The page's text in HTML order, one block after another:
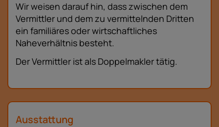
Wir weisen darauf hin, dass zwischen dem
Vermittler und dem zu vermittelnden Dritten
ein familiäres oder wirtschaftliches
Naheverhältnis besteht.
Der Vermittler ist als Doppelmakler tätig.
Ausstattung